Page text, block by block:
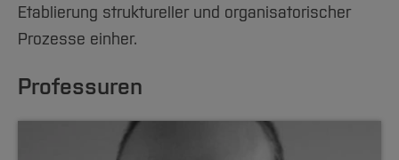
Etablierung struktureller und organisatorischer
Prozesse einher.
Professuren